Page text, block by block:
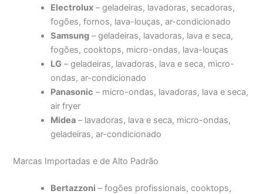
Electrolux – geladeiras, lavadoras, secadoras,
fogões, fornos, lava-louças, ar-condicionado
Samsung – geladeiras, lavadoras, lava e seca,
fogões, cooktops, micro-ondas, lava-louças
LG – geladeiras, lavadoras, lava e seca, micro-
ondas, ar-condicionado
Panasonic – micro-ondas, lavadoras, lava e seca,
air fryer
Midea – lavadoras, lava e seca, micro-ondas,
geladeiras, ar-condicionado
Marcas Importadas e de Alto Padrão
Bertazzoni – fogões profissionais, cooktops,